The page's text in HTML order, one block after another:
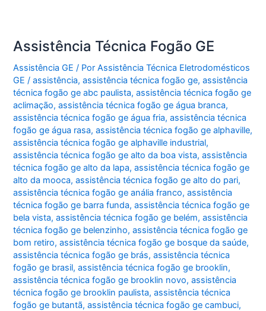
Assistência Técnica Fogão GE
Assistência GE / PorAssistência Técnica Eletrodomésticos
GE/assistência,assistência técnica fogão ge,assistência
técnica fogão ge abc paulista,assistência técnica fogão ge
aclimação,assistência técnica fogão ge água branca,
assistência técnica fogão ge água fria,assistência técnica
fogão ge água rasa,assistência técnica fogão ge alphaville,
assistência técnica fogão ge alphaville industrial,
assistência técnica fogão ge alto da boa vista,assistência
técnica fogão ge alto da lapa,assistência técnica fogão ge
alto da mooca,assistência técnica fogão ge alto do pari,
assistência técnica fogão ge anália franco,assistência
técnica fogão ge barra funda,assistência técnica fogão ge
bela vista,assistência técnica fogão ge belém,assistência
técnica fogão ge belenzinho,assistência técnica fogão ge
bom retiro,assistência técnica fogão ge bosque da saúde,
assistência técnica fogão ge brás,assistência técnica
fogão ge brasil,assistência técnica fogão ge brooklin,
assistência técnica fogão ge brooklin novo,assistência
técnica fogão ge brooklin paulista,assistência técnica
fogão ge butantã,assistência técnica fogão ge cambuci,